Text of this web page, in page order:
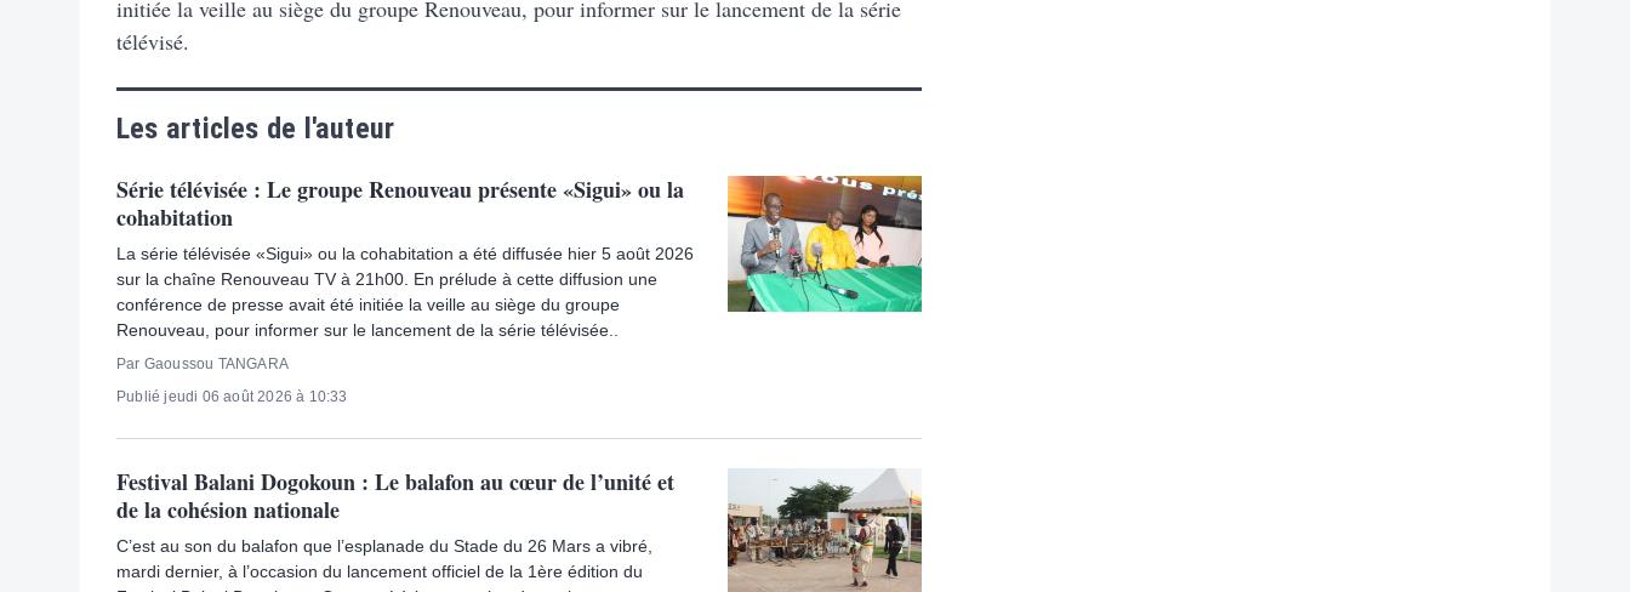
initiée la veille au siège du groupe Renouveau, pour informer sur le lancement de la série
télévisé.
Les articles de l'auteur
Série télévisée : Le groupe Renouveau présente «Sigui» ou la
cohabitation
La série télévisée «Sigui» ou la cohabitation a été diffusée hier 5 août 2026
sur la chaîne Renouveau TV à 21h00. En prélude à cette diffusion une
conférence de presse avait été initiée la veille au siège du groupe
Renouveau, pour informer sur le lancement de la série télévisée..
Par Gaoussou TANGARA
Publié jeudi 06 août 2026 à 10:33
Festival Balani Dogokoun : Le balafon au cœur de l’unité et
de la cohésion nationale
C’est au son du balafon que l’esplanade du Stade du 26 Mars a vibré,
mardi dernier, à l’occasion du lancement officiel de la 1ère édition du